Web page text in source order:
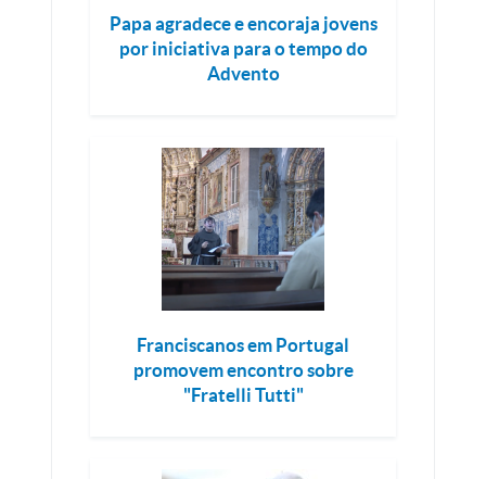
Papa agradece e encoraja jovens
por iniciativa para o tempo do
Advento
Franciscanos em Portugal
promovem encontro sobre
"Fratelli Tutti"